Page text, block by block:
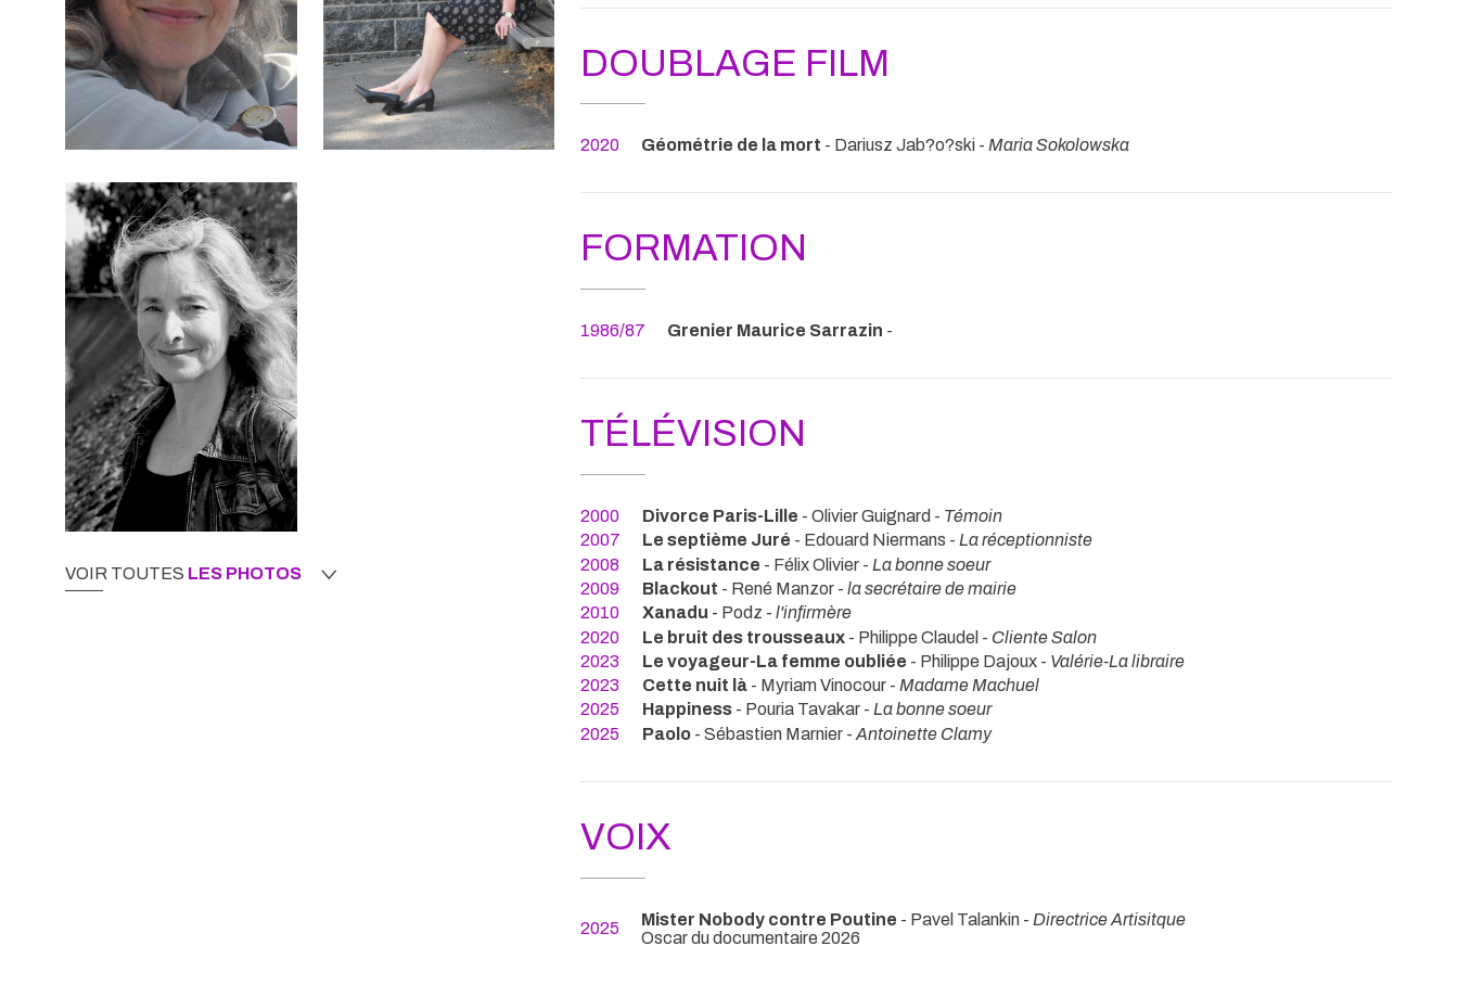
VOIR TOUTES LES PHOTOS
DOUBLAGE FILM
2020 Géométrie de la mort - Dariusz Jab?o?ski - Maria Sokolowska
FORMATION
1986/87 Grenier Maurice Sarrazin -
TÉLÉVISION
2000 Divorce Paris-Lille - Olivier Guignard - Témoin
2007
Le septième Juré - Edouard Niermans - La réceptionniste
2008
La résistance - Félix Olivier - La bonne soeur
2009
Blackout - René Manzor - la secrétaire de mairie
2010
Xanadu - Podz - l'infirmère
2020
Le bruit des trousseaux - Philippe Claudel - Cliente Salon
2023
Le voyageur-La femme oubliée - Philippe Dajoux - Valérie-La libraire
2023
Cette nuit là - Myriam Vinocour - Madame Machuel
2025
Happiness - Pouria Tavakar - La bonne soeur
2025
Paolo - Sébastien Marnier - Antoinette Clamy
VOIX
2025 Mister Nobody contre Poutine - Pavel Talankin - Directrice Artisitque
Oscar du documentaire 2026